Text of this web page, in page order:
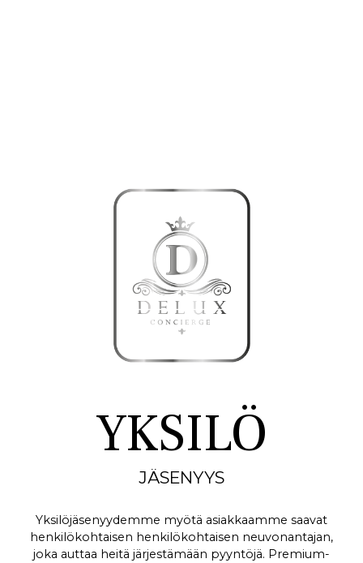
YKSILÖ
JÄSENYYS
Yksilöjäsenyydemme myötä asiakkaamme saavat
henkilökohtaisen henkilökohtaisen neuvonantajan,
joka auttaa heitä järjestämään pyyntöjä. Premium-